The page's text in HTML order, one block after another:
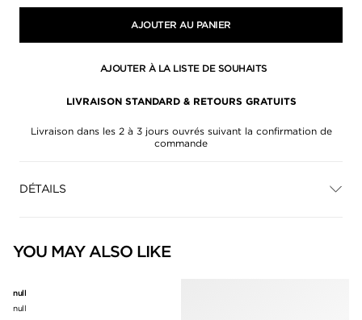
AJOUTER AU PANIER
AJOUTER À LA LISTE DE SOUHAITS
LIVRAISON STANDARD & RETOURS GRATUITS
Livraison dans les 2 à 3 jours ouvrés suivant la confirmation de
commande
DÉTAILS
YOU MAY ALSO LIKE
null
null